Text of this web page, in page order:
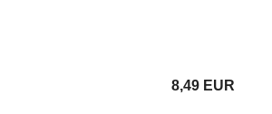
8,49 EUR